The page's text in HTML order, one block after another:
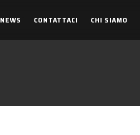
NEWS CONTATTACI CHI SIAMO